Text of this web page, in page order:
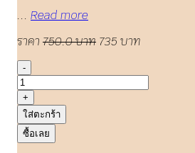
... Read more
ราคา 750.0 บาท 735 บาท
-
+
ใส่ตะกร้า
ซื้อเลย